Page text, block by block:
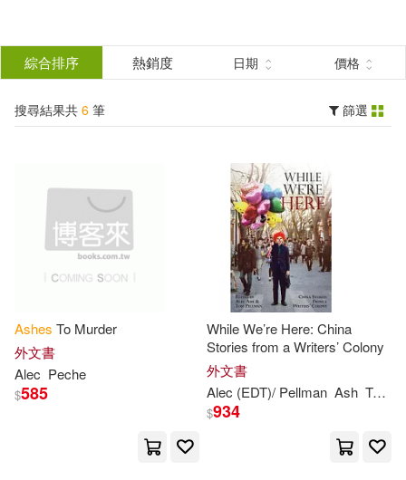
結
分類 (單選)
所有商品(6) 圖書(6)
作者 (可複選)
Alec (EDT)/ Pellman(1)
Lynch(1)
Sir (FRW)(1)
綜合排序 熱銷度 日期 價格
搜尋結果共 6 筆 篩選
Ashes To Murder
外文書
Alec Peche
$585
While We’re Here: China
Stories from a Writers’ Colony
外文書
Alec (EDT)/ Pellman Ash Tom (EDT)
$934